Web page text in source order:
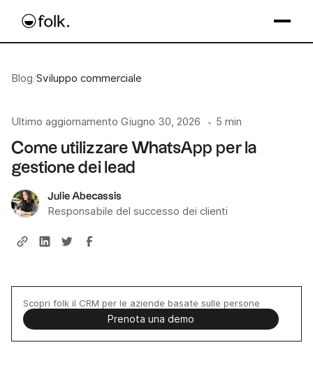
Blog/Sviluppo commerciale
Ultimo aggiornamento Giugno 30, 2026 • 5 min
Come utilizzare WhatsApp per la
gestione dei lead
Julie Abecassis
Responsabile del successo dei clienti
Scopri folk il CRM per le aziende basate sulle persone
Prenota una demo